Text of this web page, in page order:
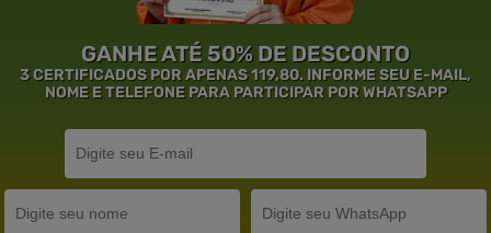
GANHE ATÉ 50% DE DESCONTO
3 CERTIFICADOS POR APENAS 119,80. INFORME SEU E-MAIL,
NOME E TELEFONE PARA PARTICIPAR POR WHATSAPP